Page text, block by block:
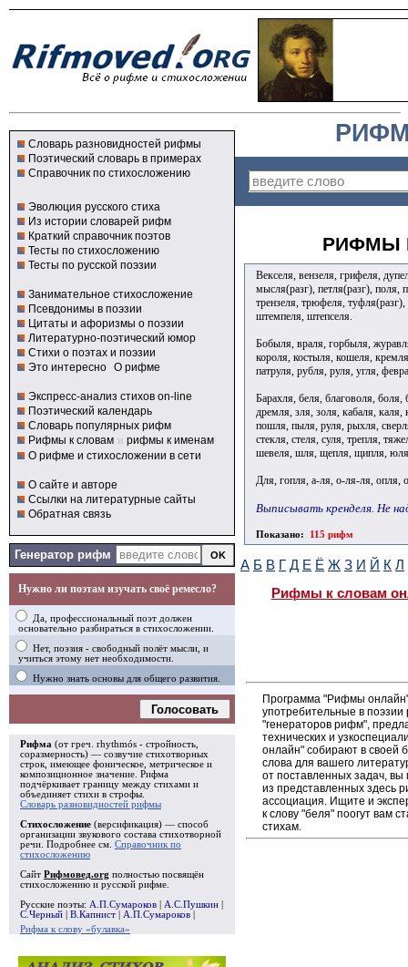
Словарь разновидностей рифмы
Поэтический словарь в примерах
Справочник по стихосложению
Эволюция русского стиха
Из истории словарей рифм
Краткий справочник поэтов
Тесты по стихосложению
Тесты по русской поэзии
Занимательное стихосложение
Псевдонимы в поэзии
Цитаты и афоризмы о поэзии
Литературно-поэтический юмор
Стихи о поэтах и поэзии
Это интересно О рифме
Экспресс-анализ стихов on-line
Поэтический календарь
Словарь популярных рифм
Рифмы к словам и рифмы к именам
О рифме и стихосложении в сети
О сайте и авторе
Ссылки на литературные сайты
Обратная связь
Генератор рифм
Нужно ли поэтам изучать своё ремесло?
Да, профессиональный поэт должен
основательно разбираться в стихосложении.
Нет, поэзия - свободный полёт мысли, и
учиться этому нет необходимости.
Нужно знать основы для общего развития.
Голосовать
Рифма (от греч. rhythmós - стройность,
соразмерность) — созвучие стихотворных
строк, имеющее фоническое, метрическое и
композиционное значение. Рифма
подчёркивает границу между стихами и
объединяет стихи в строфы
Словарь разновидностей рифмы
Стихосложение (версификация) — способ
организации звукового состава стихотворной
речи. Подробнее см. Справочник по
стихосложению
Сайт Рифмовед.org полностью посвящён
стихосложению и русской рифме.
Русские поэты: А.П.Сумароков А.С.Пушкин
С.Черный
В.Капнист А.П.Сумароков
Рифма к слову «булавка»
РИФМЫ
Векселя, вензеля, грифеля,
мысля(разг), петля(разг), поля,
трензеля, трюфеля,
штемпеля, штепселя.
Бобыля, враля, горбыля,
короля, костыля, кошеля,
патруля, рубля, руля, угля,
Барахля, беля, благоволя, боля,
дремля, зля, золя, кабаля,
пошля, пыля, руля, рыхля,
стекля, стеля, суля, трепля,
шевеля, шля, щепля, щипля,
Для, гопля, а-ля, о-ля-ля, опля,
Выписывать кренделя. Не
Показано: 115 рифм
А Б В Г Д Е Ё Ж З И Й К Л
Рифмы к словам
Программа "Рифмы
употребительные в
"генераторов рифм",
технических и
онлайн" собирают в своей
слова для вашего
от поставленных задач,
из представленных здесь
ассоциация. Ищите и
к слову "беля" поогут вам
стихам.